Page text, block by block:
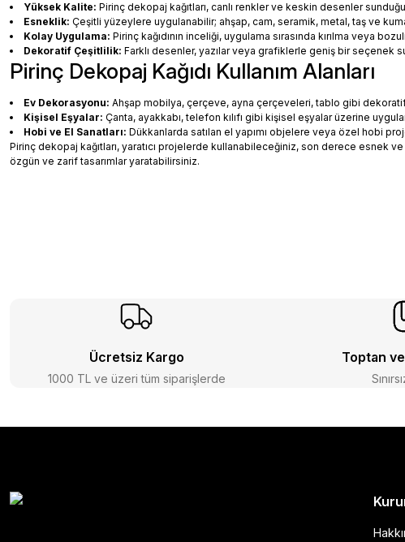
Yüksek Kalite: Pirinç dekopaj kağıtları, canlı renkler ve keskin desenler
Esneklik: Çeşitli yüzeylere uygulanabilir; ahşap, cam, seramik, metal, taş ve
Kolay Uygulama: Pirinç kağıdının inceliği, uygulama sırasında kırılma veya
Dekoratif Çeşitlilik: Farklı desenler, yazılar veya grafiklerle geniş bir seçenek
Pirinç Dekopaj Kağıdı Kullanım Alanları
Ev Dekorasyonu: Ahşap mobilya, çerçeve, ayna çerçeveleri, tablo gibi
Kişisel Eşyalar: Çanta, ayakkabı, telefon kılıfı gibi kişisel eşyalar üzerine
Hobi ve El Sanatları: Dükkanlarda satılan el yapımı objelere veya özel hobi
Pirinç dekopaj kağıtları, yaratıcı projelerde kullanabileceğiniz, son derece esnek
özgün ve zarif tasarımlar yaratabilirsiniz.
Ücretsiz Kargo
1000 TL ve üzeri tüm siparişlerde
Toptan